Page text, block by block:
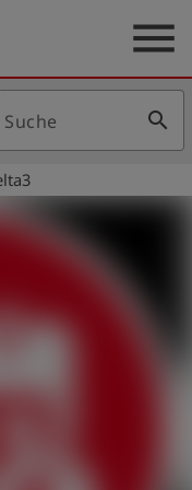
menu
Suche search